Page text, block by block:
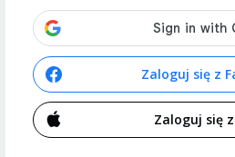
Zaloguj się z
Zaloguj się